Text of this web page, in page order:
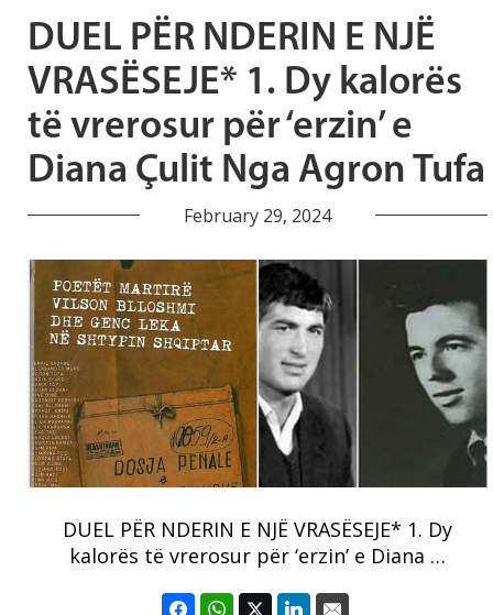
DUEL PËR NDERIN E NJË
VRASËSEJE* 1. Dy kalorës
të vrerosur për ‘erzin’ e
Diana Çulit Nga Agron Tufa
February 29, 2024
DUEL PËR NDERIN E NJË VRASËSEJE* 1. Dy
kalorës të vrerosur për ‘erzin’ e Diana …